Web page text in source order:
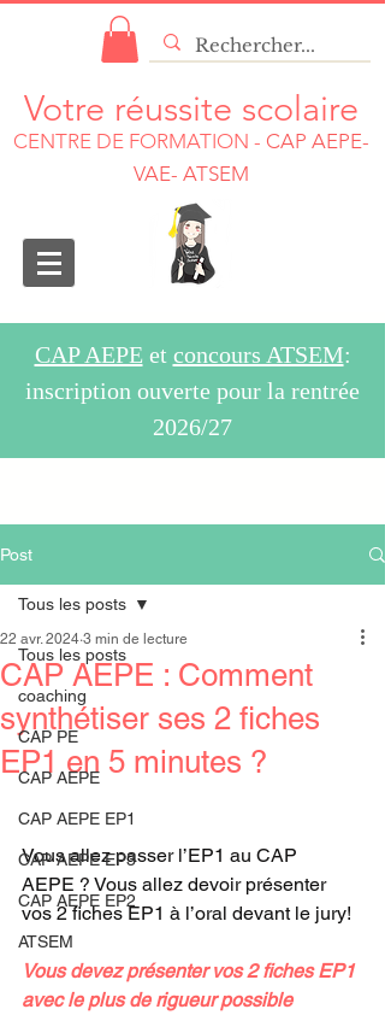
Votre réussite scolaire
CENTRE DE FORMATION - CAP AEPE-
VAE- ATSEM
CAP AEPEet concours ATSEM:
inscription ouverte pour la rentrée
2026/27
Post
Tous les posts
coaching
CAP PE
CAP AEPE
CAP AEPE EP1
CAP AEPE EP3
CAP AEPE EP2
ATSEM
Tous les posts
CAP AEPE : Comment
synthétiser ses 2 fiches
EP1 en 5 minutes ?
22 avr. 2024 3 min de lecture
fiches EP1 en 5 minutes
Vous allez passer l’EP1 au CAP
AEPE ? Vous allez devoir présenter
vos 2 fiches EP1 à l’oral devant le jury!
Vous devez présenter vos 2 fiches EP1
avec le plus de rigueur possible